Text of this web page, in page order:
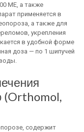
ME, а также
применяется в
а также для
укрепления
в удобной форме
доза — по 1 шипучей
(Orthomol,
содержит